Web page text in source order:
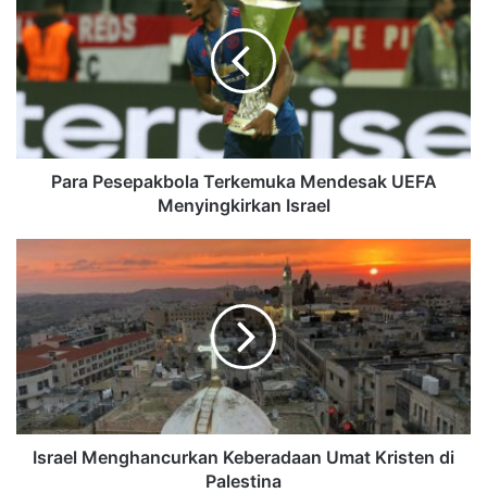
Para Pesepakbola Terkemuka Mendesak UEFA
Menyingkirkan Israel
Israel Menghancurkan Keberadaan Umat Kristen di
Palestina